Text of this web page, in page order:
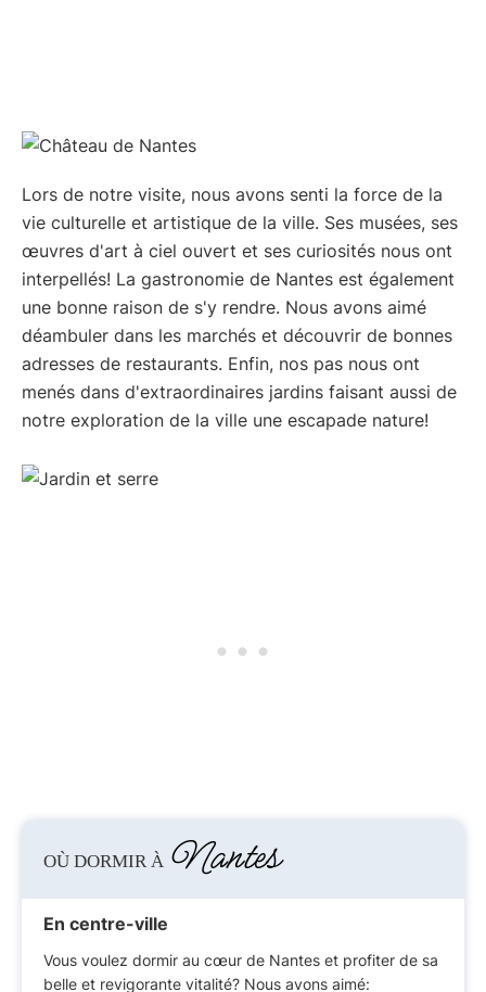
Lors de notre visite, nous avons senti la force de la
vie culturelle et artistique de la ville. Ses musées, ses
œuvres d'art à ciel ouvert et ses curiosités nous ont
interpellés! La gastronomie de Nantes est également
une bonne raison de s'y rendre. Nous avons aimé
déambuler dans les marchés et découvrir de bonnes
adresses de restaurants. Enfin, nos pas nous ont
menés dans d'extraordinaires jardins faisant aussi de
notre exploration de la ville une escapade nature!
OÙ DORMIR À Nantes
En centre-ville
Vous voulez dormir au cœur de Nantes et profiter de sa
belle et revigorante vitalité? Nous avons aimé: